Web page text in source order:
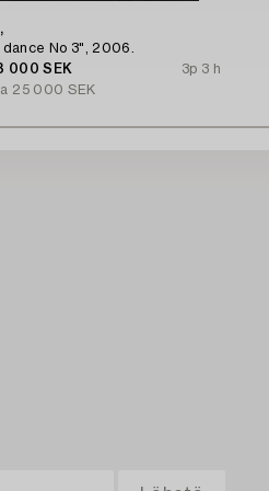
No 3", 2006.
000 SEK
3p 3 h
25 000 SEK